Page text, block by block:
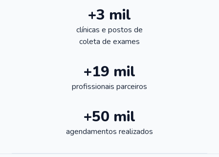
+3 mil
clínicas e postos de
coleta de exames
+19 mil
profissionais parceiros
+50 mil
agendamentos realizados